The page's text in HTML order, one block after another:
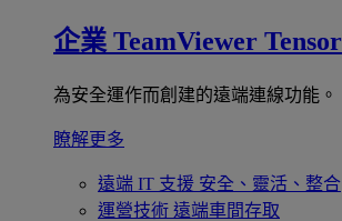
企業 TeamViewer Tensor
為安全運作而創建的遠端連線功能。
瞭解更多
遠端 IT 支援 安全、靈活、整合
運營技術 遠端車間存取